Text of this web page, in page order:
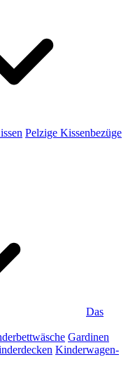
Pelzige Kissenbezüge
Das
Gardinen
Kinderwagen-